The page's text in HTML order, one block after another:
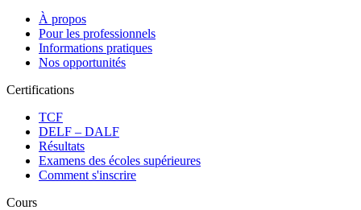
À propos
Pour les professionnels
Informations pratiques
Nos opportunités
Certifications
TCF
DELF – DALF
Résultats
Examens des écoles supérieures
Comment s'inscrire
Cours